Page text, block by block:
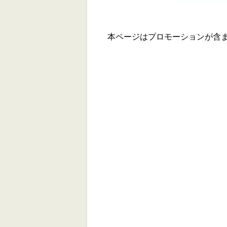
本ページはプロモーションが含